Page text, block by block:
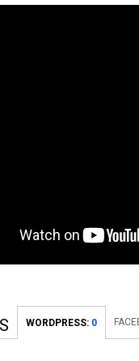
WORDPRESS: 0